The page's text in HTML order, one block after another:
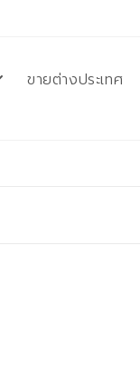
ขายต่างประเทศ